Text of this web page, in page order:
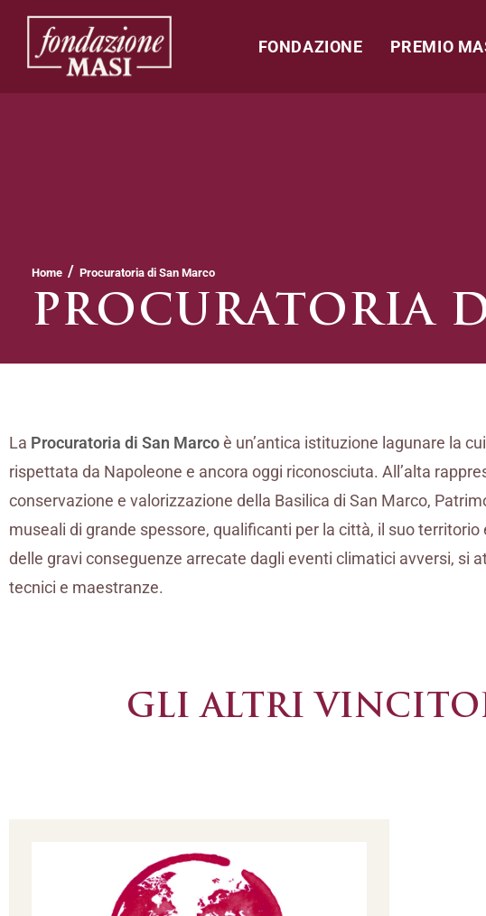
FONDAZIONE PREMIO
Home / Procuratoria di San Marco
PROCURATORIA
La Procuratoria di San Marcoè un’antica istituzione lagunare la
rispettata da Napoleone e ancora oggi riconosciuta. All’alta
conservazione e valorizzazione della Basilica di San Marco,
museali di grande spessore, qualificanti per la città, il suo
delle gravi conseguenze arrecate dagli eventi climatici avversi, si
tecnici e maestranze.
GLI ALTRI